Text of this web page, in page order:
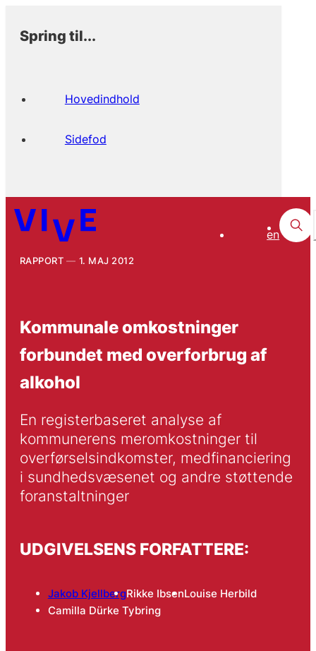
Spring til...
Hovedindhold
Sidefod
en
RAPPORT 1. MAJ 2012
Kommunale omkostninger
forbundet med overforbrug af
alkohol
En registerbaseret analyse af
kommunerens meromkostninger til
overførselsindkomster, medfinanciering
i sundhedsvæsenet og andre støttende
foranstaltninger
UDGIVELSENS FORFATTERE:
Jakob KjellbergRikke IbsenLouise Herbild
Camilla Dürke Tybring